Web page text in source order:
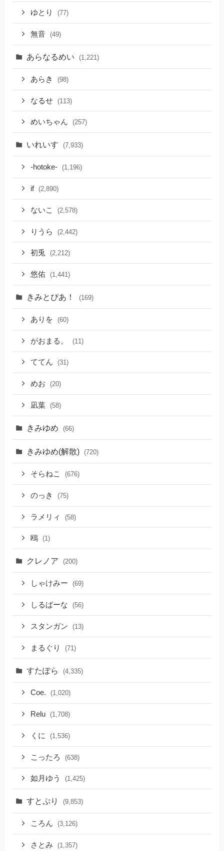
ゆとり (77)
無音 (49)
あらなるめい (1,221)
あらき (98)
なるせ (113)
めいちゃん (257)
いれいす (7,933)
-hotoke- (1,196)
if (2,890)
ないこ (2,578)
りうら (2,442)
初兎 (2,212)
悠佑 (1,441)
きみとぴあ！ (169)
ありを (60)
がおまる。 (11)
ててん (31)
めお (20)
凪葉 (58)
きみゆめ (66)
きみゆめ(解散) (720)
そらねこ (676)
のっき (75)
ラメリィ (58)
鴎 (1)
クレノア (200)
しゃけみー (69)
しるばーな (56)
スタンガン (13)
まるぐり (71)
すたぽら (4,335)
Coe. (1,020)
Relu (1,708)
くに (1,536)
こったろ (638)
如月ゆう (1,425)
すとぷり (9,853)
ころん (3,126)
さとみ (1,357)